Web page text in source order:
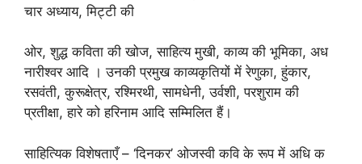
चार अध्याय, मिट्टी की
ओर, शुद्ध कविता की खोज, साहित्य मुखी, काव्य की भूमिका, अध
नारीश्वर आदि । उनकी प्रमुख काव्यकृतियों में रेणुका, हुंकार,
रसवंती, कुरूक्षेत्र, रश्मिरथी, सामधेनी, उर्वशी, परशुराम की
प्रतीक्षा, हारे को हरिनाम आदि सम्मिलित हैं।
साहित्यिक विशेषताएँ – ‘दिनकर’ ओजस्वी कवि के रूप में अधि क